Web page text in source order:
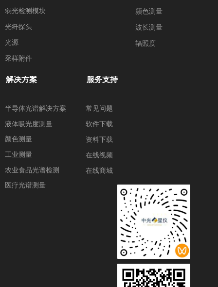
弱光检测模块
光纤探头
光源
采样附件
颜色测量
波长测量
辐照度
半导体光谱解决方案
液体吸光度测量
颜色测量
工业测量
农业食品光谱检测
医疗光谱测量
解决方案
——
常见问题
软件下载
资料下载
在线视频
在线商城
服务支持
——